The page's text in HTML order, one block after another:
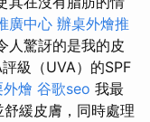
廣中心 辦桌外燴推
人驚訝的是我的皮
級（UVA）的SPF
燴 谷歌seo 我最
緩皮膚，同時處理